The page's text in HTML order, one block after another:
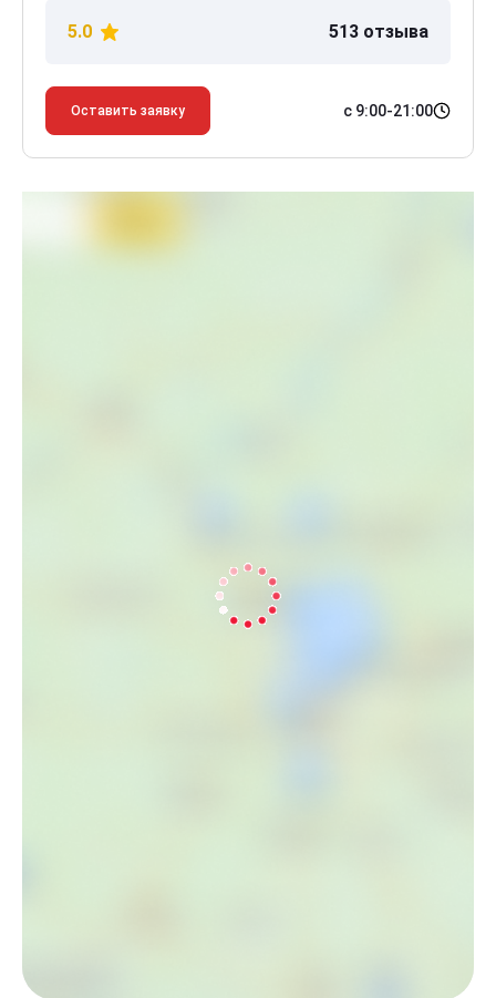
5.0 513 отзыва
Оставить заявку с 9:00-21:00